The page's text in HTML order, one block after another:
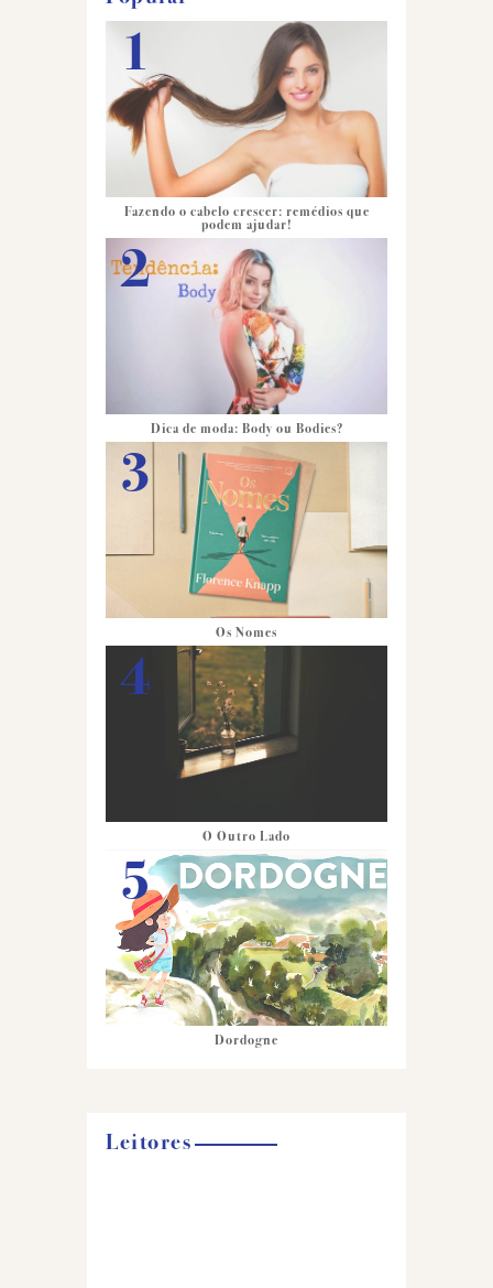
Fazendo o cabelo crescer: remédios que
podem ajudar!
Dica de moda: Body ou Bodies?
Os Nomes
O Outro Lado
Dordogne
Leitores